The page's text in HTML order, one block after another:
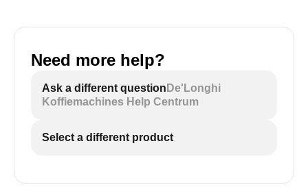
Need more help?
Ask a different question De'Longhi
Koffiemachines Help Centrum
Select a different product